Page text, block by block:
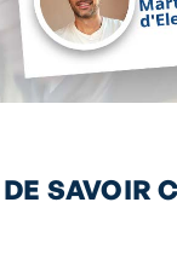
SAVOIR